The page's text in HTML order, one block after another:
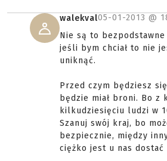
walekval05-01-2013 @
Nie są to
jeśli bym chciał to nie
uniknąć.
Przed czym będziesz
będzie miał broni. Bo z
kilkudziesięciu ludzi w
Szanuj swój kraj, bo
bezpiecznie, między
ciężko jest u nas dostać